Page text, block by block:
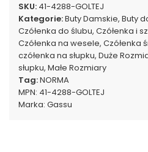
SKU: 41-4288-GOLTEJ
Kategorie:Buty Damskie, Buty
Czółenka do ślubu, Czółenka i
Czółenka na wesele, Czółenka
czółenka na słupku, Duże
słupku, Małe Rozmiary
Tag:NORMA
MPN: 41-4288-GOLTEJ
Marka: Gassu